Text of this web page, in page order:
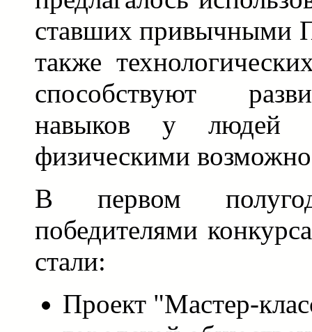
ставших привычными
также
способствуют
навыков у людей
физическими
В первом
победителями
стали:
Проект "Мастер-